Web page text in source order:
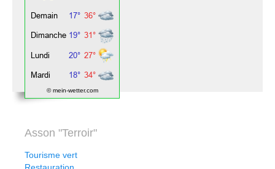
© mein-wetter.com
Asson "Terroir"
Tourisme vert